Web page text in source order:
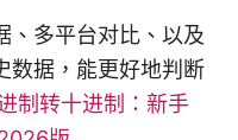
、多平台对比、以及
数据，能更好地判断
制转十进制：新手